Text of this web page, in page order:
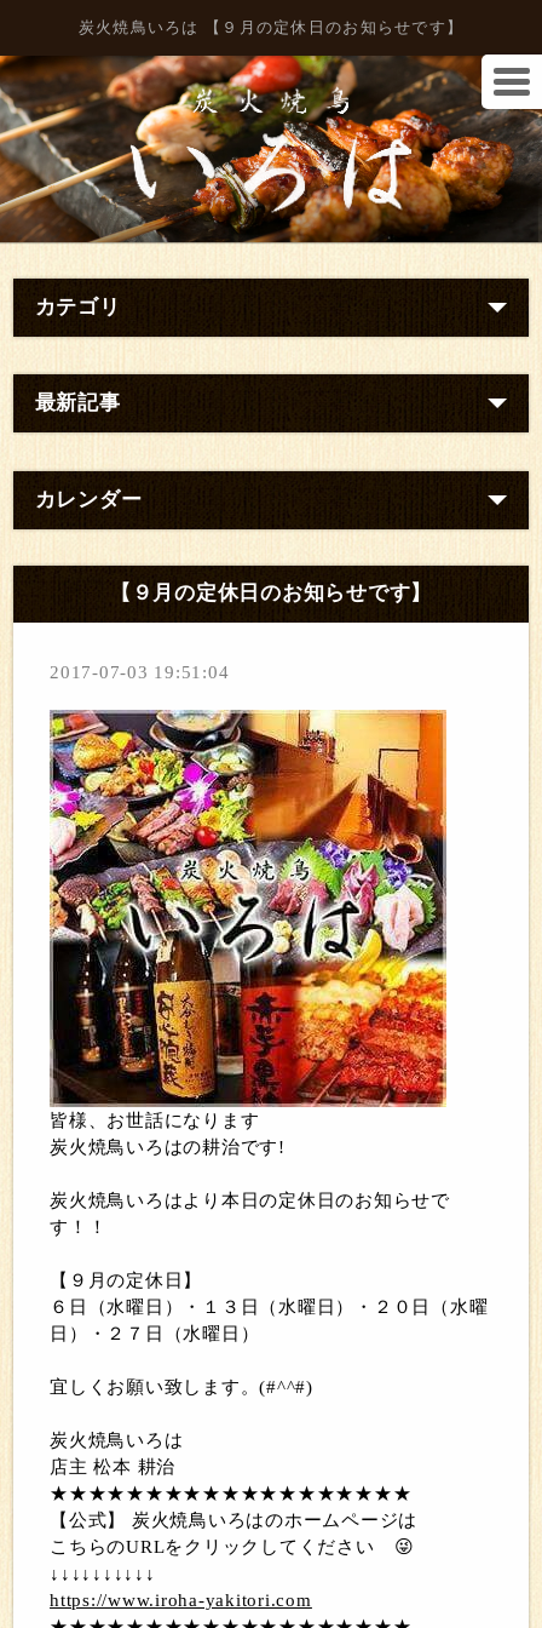
炭火焼鳥いろは 【９月の定休日のお知らせです】
カテゴリ
最新記事
カレンダー
【９月の定休日のお知らせです】
2017-07-03 19:51:04
皆様、お世話になります
炭火焼鳥いろはの耕治です!
炭火焼鳥いろはより本日の定休日のお知らせで
す！！
【９月の定休日】
６日（水曜日）・１３日（水曜日）・２０日（水曜
日）・２７日（水曜日）
宜しくお願い致します。(#^^#)
炭火焼鳥いろは
店主 松本 耕治
★★★★★★★★★★★★★★★★★★★
【公式】 炭火焼鳥いろはのホームページは
こちらのURLをクリックしてください
😜
↓↓↓↓↓↓↓↓↓↓
https://www.iroha-yakitori.com